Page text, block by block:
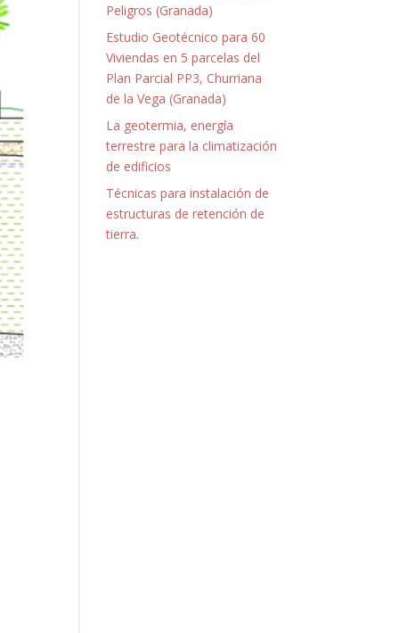
Peligros (Granada)
Estudio Geotécnico para 60
Viviendas en 5 parcelas del
Plan Parcial PP3, Churriana
de la Vega (Granada)
La geotermia, energía
terrestre para la climatización
de edificios
Técnicas para instalación de
estructuras de retención de
tierra.